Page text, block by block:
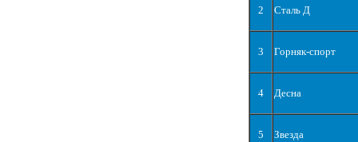
2 Сталь Д
3 Горняк-спорт
4 Десна
5 Звезда